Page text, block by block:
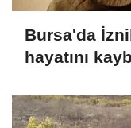
Bursa'da
hayatını